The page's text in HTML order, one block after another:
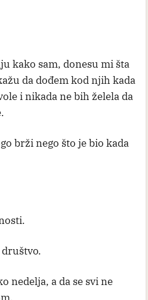
kako sam, donesu mi šta
da dođem kod njih kada
i nikada ne bih želela da
brži nego što je bio kada
nedelja, a da se svi ne